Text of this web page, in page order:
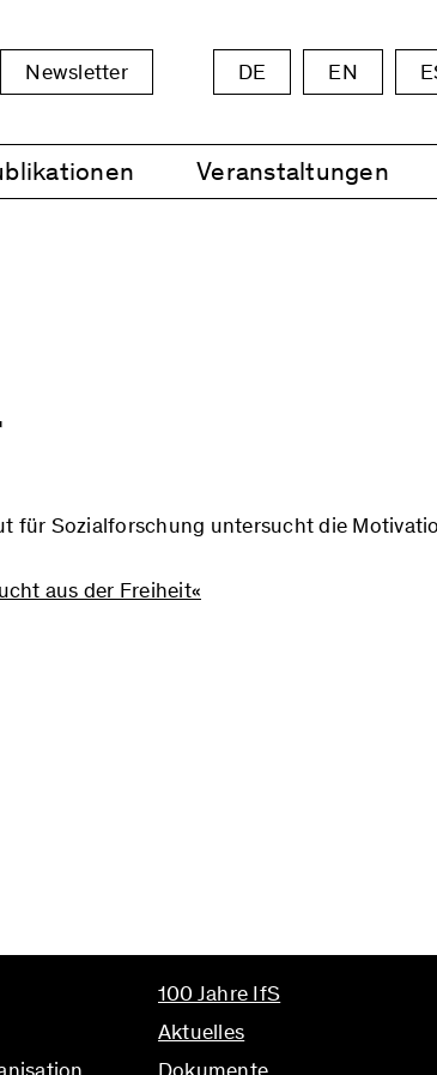
Newsletter DE EN
Veranstaltungen
für Sozialforschung untersucht die
aus der Freiheit«
100 Jahre IfS
Aktuelles